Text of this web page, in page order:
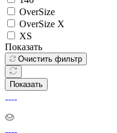
OverSize
OverSize X
XS
Показать
Очистить фильтр
Показать